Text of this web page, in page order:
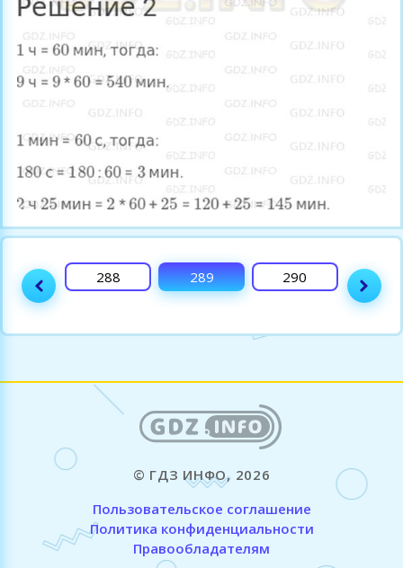
287 288 289 290
© ГДЗ ИНФО, 2026
Пользовательское соглашение
Политика конфиденциальности
Правообладателям